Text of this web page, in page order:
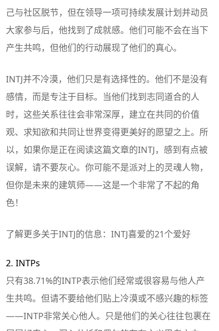
己与社区脱节，但在领导一项可持续发展计划并动员
大家参与后，他找到了成就感。他们可能不会在当下
产生共鸣，但他们的行动展现了他们的真心。
INTJ并不冷漠，他们只是有选择性的。他们不是没有
感情，而是专注于目标。当他们找到志同道合的人
时，这些关系往往会非常深厚，建立在共同的价值
观、求知欲和共同让世界变得更美好的愿望之上。所
以，如果你是正在阅读这篇文章的INTJ，感到有点被
误解，请不要灰心。你可能不是派对上的灵魂人物，
但你是未来的建筑师——这是一个非常了不起的角
色！
了解更多关于INTJ的信息：INTJ喜爱的21个爱好
2. INTPs
只有38.71%的INTP表示他们经常或很容易与他人产
生共鸣。但请不要给他们贴上冷漠或不感兴趣的标签
——INTP非常关心他人。只是他们的关心往往包裹在